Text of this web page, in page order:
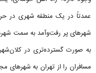
عمدتاً در یک منطقه شهری در
شهرهای پر رفت‌و‌آمد به سمت
به صورت گسترده‌تری در
مسافران را از تهران به